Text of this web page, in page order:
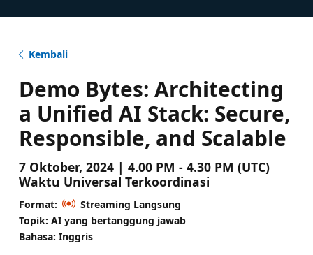
Kembali
Demo Bytes: Architecting
a Unified AI Stack: Secure,
Responsible, and Scalable
7 Oktober, 2024 | 4.00 PM - 4.30 PM (UTC)
Waktu Universal Terkoordinasi
Format:
Streaming Langsung
Topik: AI yang bertanggung jawab
Bahasa: Inggris